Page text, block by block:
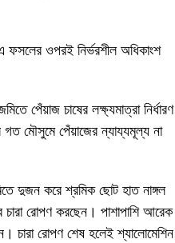
ফসলের ওপরই নির্ভরশীল অধিকাংশ
পেঁয়াজ চাষের লক্ষ্যমাত্রা নির্ধারণ
মৌসুমে পেঁয়াজের ন্যায্যমূল্য না
দুজন করে শ্রমিক ছোট হাত নাঙ্গল
রোপণ করছেন। পাশাপাশি আরেক
চারা রোপণ শেষ হলেই শ্যালোমেশিন